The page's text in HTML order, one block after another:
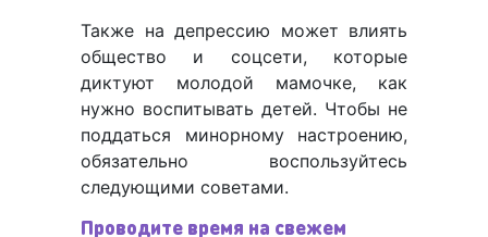
Также на депрессию может влиять
общество и соцсети, которые
диктуют молодой мамочке, как
нужно воспитывать детей. Чтобы не
поддаться минорному настроению,
обязательно воспользуйтесь
следующими советами.
Проводите время на свежем